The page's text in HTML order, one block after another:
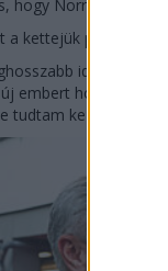
hogy Norris révén
kettejük párosára is:
ideig együtt
embert hozni, ha a
tudtam kezelni” –